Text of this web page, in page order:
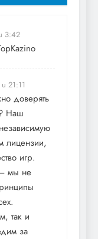
3:42
21:11
доверять
Наш
лицензии,
игр.
— мы не
так и
за